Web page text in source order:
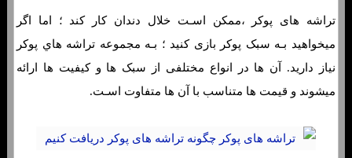
تراشه های پوکر ،ممکن اسـت خلال دندان کار کند ؛ اما اگر
میخواهید بـه سبک پوکر بازی کنید ؛ بـه مجموعه تراشه هاي‌ پوکر
نیاز دارید. آن ها در انواع مختلفی از سبک ها و کیفیت ها ارائه
میشوند و قیمت ها متناسب با آن ها متفاوت اسـت.